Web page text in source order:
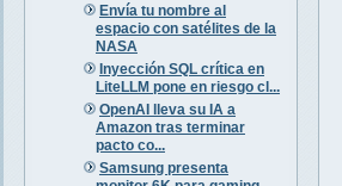
Envía tu nombre al
espacio con satélites de la
NASA
Inyección SQL crítica en
LiteLLM pone en riesgo cl...
OpenAI lleva su IA a
Amazon tras terminar
pacto co...
Samsung presenta